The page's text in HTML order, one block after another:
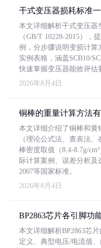
干式变压器损耗标准
本文详细解析干式变压器
（GB/T 10228-2015），
例，分步骤说明变损计算
实例表格，涵盖SCB10/
快速掌握变压器能效评估
2026年8月4日
铜棒的重量计算方法
本文详细介绍了铜棒和黄
（理论公式法、查表法
棒密度取值（8.4-8.7g/
际计算案例、误差分析及
2007等国家标准。
2026年8月4日
BP2863芯片各引脚功
本文详细解析BP2863芯
定义、典型电压/电流值